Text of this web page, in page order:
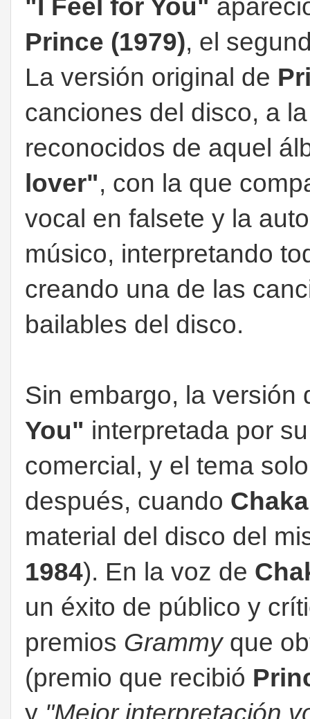
"I Feel for You"
Prince (1979), el
La versión original de
canciones del disco, a
reconocidos de aquel
lover", con la que
vocal en falsete y la
músico, interpretando
creando una de las
bailables del disco.
Sin embargo, la versión
You" interpretada por
comercial, y el tema
después, cuando
material del disco del
1984). En la voz de
un éxito de público y
premios Grammyque
(premio que recibió
y "Mejor interpretación